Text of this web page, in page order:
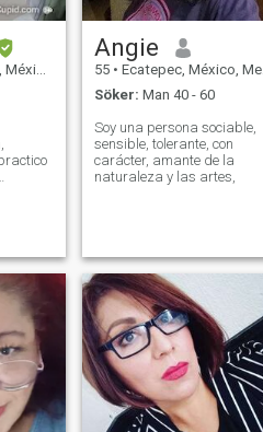
Mexico
Angie
55 • Ecatepec, México, Mexico
Söker: Man 40 - 60
Soy una persona sociable,
sensible, tolerante, con
carácter, amante de la
naturaleza y las artes,